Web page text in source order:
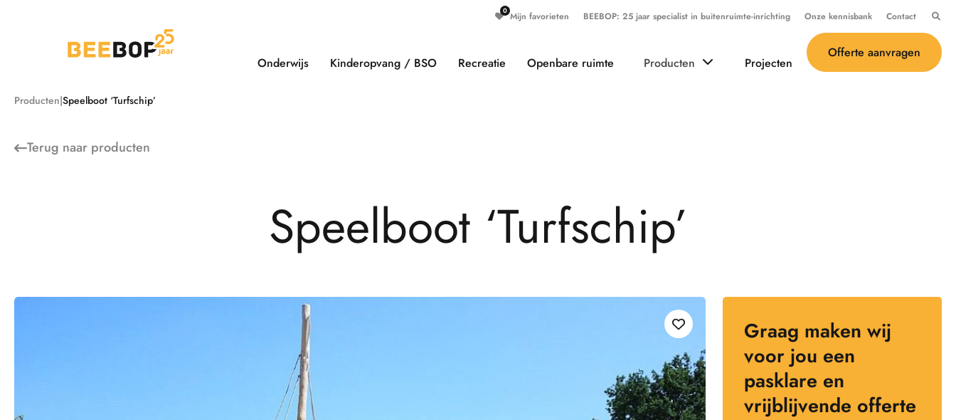
Mijn favorieten BEEBOP: 25 jaar specialist in buitenruimte-inrichting Onze kennisbank Contact
Offerte aanvragen
Onderwijs Kinderopvang / BSO Recreatie Openbare ruimte Producten Projecten
Producten Speelboot ‘Turfschip’
Terug naar producten
Speelboot ‘Turfschip’
Graag maken wij
voor jou een
pasklare en
vrijblijvende offerte